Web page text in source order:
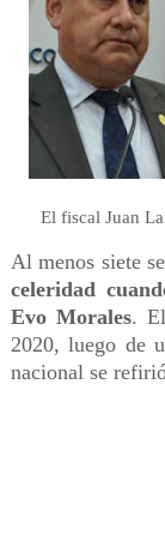
El fiscal Juan
Al menos siete
celeridad
Evo Morales.
2020, luego de
nacional se